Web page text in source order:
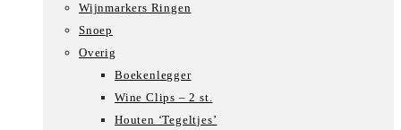
Wijnmarkers Ringen
Snoep
Overig
Boekenlegger
Wine Clips – 2 st.
Houten ‘Tegeltjes’